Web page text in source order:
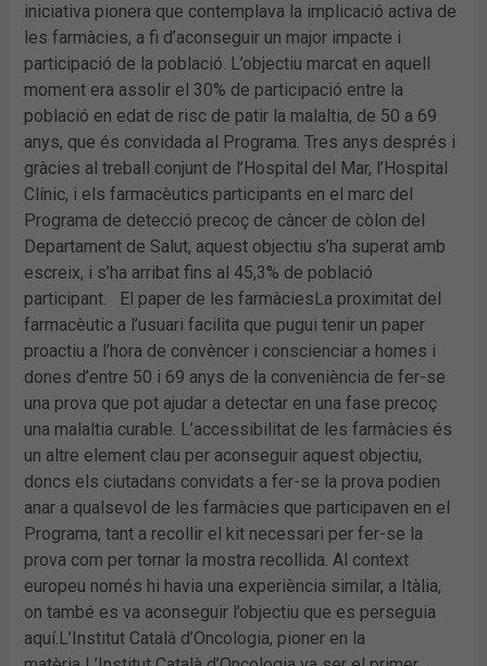
iniciativa pionera que contemplava la implicació activa de
les farmàcies, a fi d’aconseguir un major impacte i
participació de la població. L’objectiu marcat en aquell
moment era assolir el 30% de participació entre la
població en edat de risc de patir la malaltia, de 50 a 69
anys, que és convidada al Programa. Tres anys després i
gràcies al treball conjunt de l’Hospital del Mar, l’Hospital
Clínic, i els farmacèutics participants en el marc del
Programa de detecció precoç de càncer de còlon del
Departament de Salut, aquest objectiu s’ha superat amb
escreix, i s’ha arribat fins al 45,3% de població
participant. El paper de les farmàciesLa proximitat del
farmacèutic a l’usuari facilita que pugui tenir un paper
proactiu a l’hora de convèncer i conscienciar a homes i
dones d’entre 50 i 69 anys de la conveniència de fer-se
una prova que pot ajudar a detectar en una fase precoç
una malaltia curable. L’accessibilitat de les farmàcies és
un altre element clau per aconseguir aquest objectiu,
doncs els ciutadans convidats a fer-se la prova podien
anar a qualsevol de les farmàcies que participaven en el
Programa, tant a recollir el kit necessari per fer-se la
prova com per tornar la mostra recollida. Al context
europeu només hi havia una experiència similar, a Itàlia,
on també es va aconseguir l’objectiu que es perseguia
aquí.L’Institut Català d’Oncologia, pioner en la